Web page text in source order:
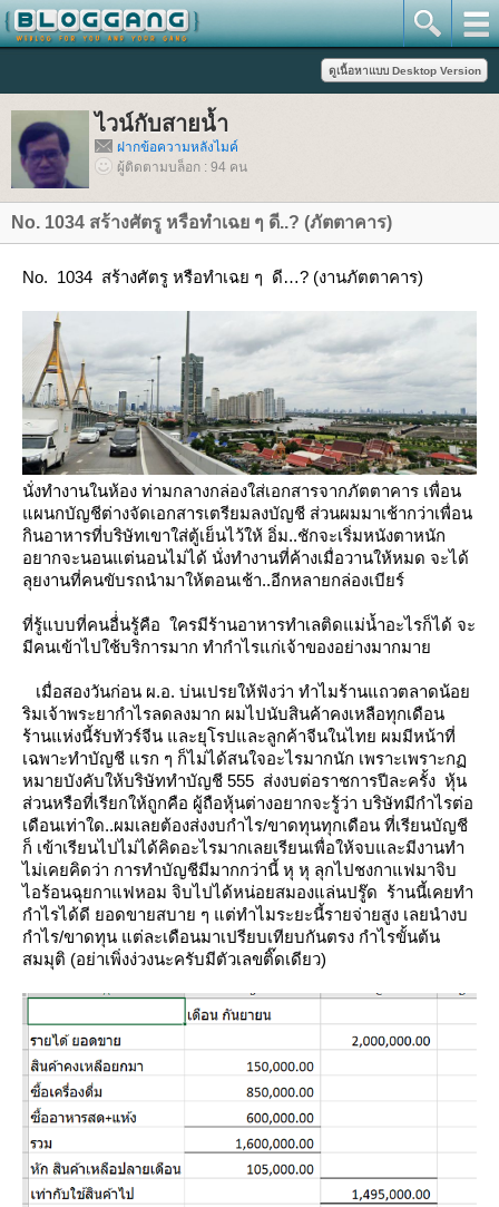
ไวน์กับสายน้ำ
ฝากข้อความหลังไมค์
ผู้ติดตามบล็อก : 94 คน
No. 1034 สร้างศัตรู หรือทำเฉย ๆ ดี..? (ภัตตาคาร)
No. 1034 สร้างศัตรู หรือทำเฉย ๆ ดี…? (งานภัตตาคาร)
นั่งทำงานในห้อง ท่ามกลางกล่องใส่เอกสารจากภัตตาคาร เพื่อน
ผนกบัญชีต่างจัดเอกสารเตรียมลงบัญชี ส่วนผมมาเช้ากว่าเพื่อน
กินอาหารที่บริษัทเขาใส่ตู้เย็นไว้ให้ อิ่ม..ชักจะเริ่มหนังตาหนัก
อยากจะนอนแต่นอนไม่ได้ นั่งทำงานที่ค้างเมื่อวานให้หมด จะได้
ลุยงานที่คนขับรถนำมาให้ตอนเช้า..อีกหลายกล่องเบียร์
ที่รู้แบบที่คนอื่่นรู้คือ ใครมีร้านอาหารทำเลติดแม่น้ำอะไรก็ได้ จะ
มีคนเข้าไปใช้บริการมาก ทำกำไรแก่เจ้าของอย่างมากมา
เมื่อสองวันก่อน ผ.อ. บ่นเปรยให้ฟังว่า ทำไมร้านแถวตลาดน้อ
ริมเจ้าพระยากำไรลดลงมาก ผมไปนับสินค้าคงเหลือทุกเดือน
ร้านแห่งนี้รับทัวร์จีน และยุโรปและลูกค้าจีนในไทย ผมมีหน้าที่
เฉพาะทำบัญชี รก ๆ ก็ไม่ได้สนใจอะไรมากนัก เพราะเพราะก
หมายบังคับให้บริษัททำบัญชี 555 ส่งงบต่อราชการปีละครั้ง หุ้น
ส่วนหรือที่เรียกให้ถูกคือ ผู้ถือหุ้นต่างอยากจะรู้ว่า บริษัทมีกำไรต่อ
เดือนเท่าใด..ผมเลยต้องส่งงบกำไร/ขาดทุนทุกเดือน ที่เรียนบัญชี
ก็ เข้าเรียนไปไม่ได้คิดอะไรมากเลยเรียนเพื่อให้จบและมีงานทำ
ไม่เคยคิดว่า การทำบัญชีมีมากกว่านี้ หุ หุ ลุกไปชงกาแฟมาจิบ
ไอร้อนฉุยกาแฟหอม จิบไปได้หน่อยสมองแล่นปรู๊ด ร้านนี้เคยทำ
กำไรได้ดี ยอดขายสบาย ๆ แต่ทำไมระยะนี้รายจ่ายสูง เลยนำงบ
กำไร/ขาดทุน ต่ละเดือนมาเปรียบเทียบกันตรง กำไรขั้นต้น
สมมุติ (อย่าเพิ่งง่วงนะครับมีตัวเลขติ๊ดเดียว)